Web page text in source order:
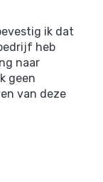
ik dat
heb
naar
geen
van deze